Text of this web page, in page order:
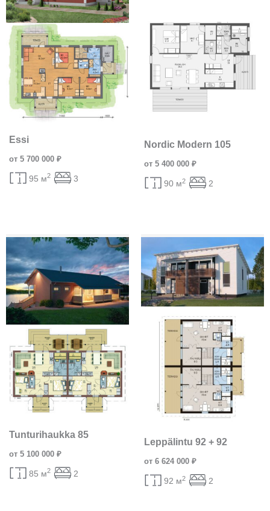
Essi
от 5 700 000 ₽
95 м2 3
Nordic Modern 105
от 5 400 000 ₽
90 м2 2
Tunturihaukka 85
от 5 100 000 ₽
85 м2 2
Leppälintu 92 + 92
от 6 624 000 ₽
92 м2 2